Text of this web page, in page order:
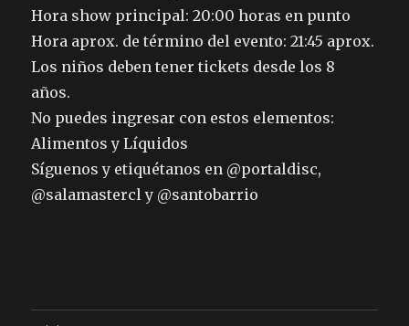
Hora show principal: 20:00 horas en punto
Hora aprox. de término del evento: 21:45 aprox.
Los niños deben tener tickets desde los 8
años.
No puedes ingresar con estos elementos:
Alimentos y Líquidos
Síguenos y etiquétanos en @portaldisc,
@salamastercl y @santobarrio